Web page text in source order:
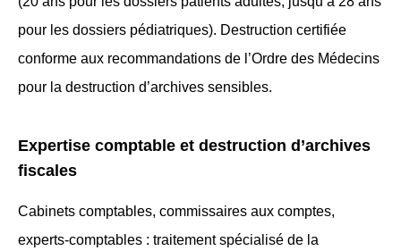
pour les dossiers pédiatriques). Destruction certifiée
conforme aux recommandations de l’Ordre des Médecins
pour la destruction d’archives sensibles.
Expertise comptable et destruction d’archives
fiscales
Cabinets comptables, commissaires aux comptes,
experts-comptables : traitement spécialisé de la